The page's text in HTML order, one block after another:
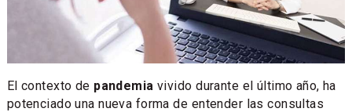
El contexto de pandemia vivido durante el último año, ha
potenciado una nueva forma de entender las consultas